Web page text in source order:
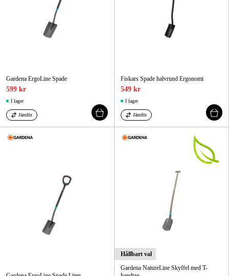
Gardena ErgoLine Spade
599 kr
I lager
Jämför
Fiskars Spade halvrund Ergonomi
549 kr
I lager
Jämför
Hållbart val
Gardena NatureLine Skyffel med T-